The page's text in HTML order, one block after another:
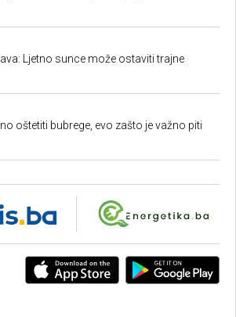
Ljetno sunce može ostaviti trajne
oštetiti bubrege, evo zašto je važno piti